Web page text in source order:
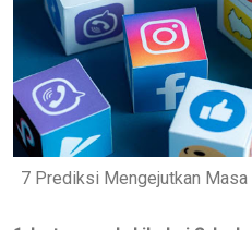
7 Prediksi Mengejutkan